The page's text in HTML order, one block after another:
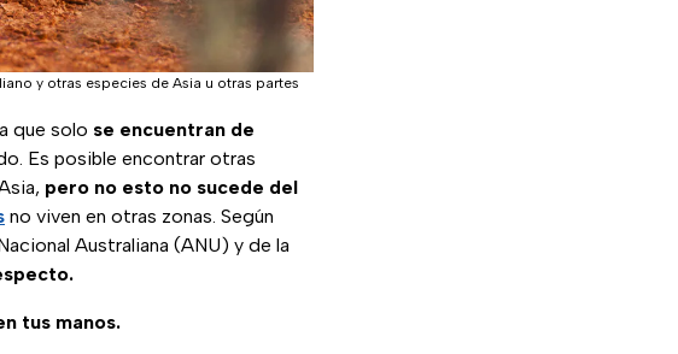
y otras especies de Asia u otras partes
que solo se encuentran de
Es posible encontrar otras
pero no esto no sucede del
no viven en otras zonas. Según
Australiana (ANU) y de la
tus manos.